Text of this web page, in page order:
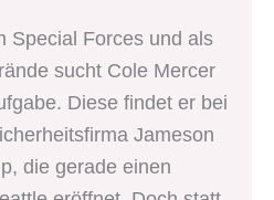
Special Forces und als
sucht Cole Mercer
Diese findet er bei
Jameson
die gerade einen